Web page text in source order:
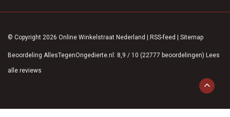
© Copyright 2026 Online Winkelstraat Nederland RSS-feed Sitemap
Beoordeling AllesTegenOngedierte.nl : 8,9 / 10 (22777 beoordelingen) Lees
alle reviews